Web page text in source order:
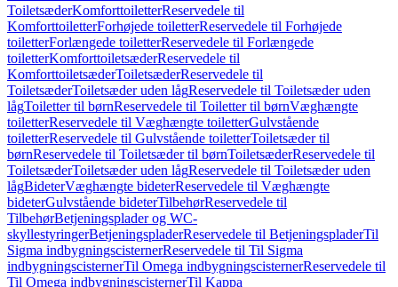
ToiletsæderKomforttoiletterReservedele til
KomforttoiletterForhøjede toiletterReservedele til Forhøjede
toiletterForlængede toiletterReservedele til Forlængede
toiletterKomforttoiletsæderReservedele til
KomforttoiletsæderToiletsæderReservedele til
ToiletsæderToiletsæder uden lågReservedele til Toiletsæder uden
lågToiletter til børnReservedele til Toiletter til børnVæghængte
toiletterReservedele til Væghængte toiletterGulvstående
toiletterReservedele til Gulvstående toiletterToiletsæder til
børnReservedele til Toiletsæder til børnToiletsæderReservedele til
ToiletsæderToiletsæder uden lågReservedele til Toiletsæder uden
lågBideterVæghængte bideterReservedele til Væghængte
bideterGulvstående bideterTilbehørReservedele til
TilbehørBetjeningsplader og WC-
skyllestyringerBetjeningspladerReservedele til BetjeningspladerTil
Sigma indbygningscisternerReservedele til Til Sigma
indbygningscisternerTil Omega indbygningscisternerReservedele til
Til Omega indbygningscisternerTil Kappa